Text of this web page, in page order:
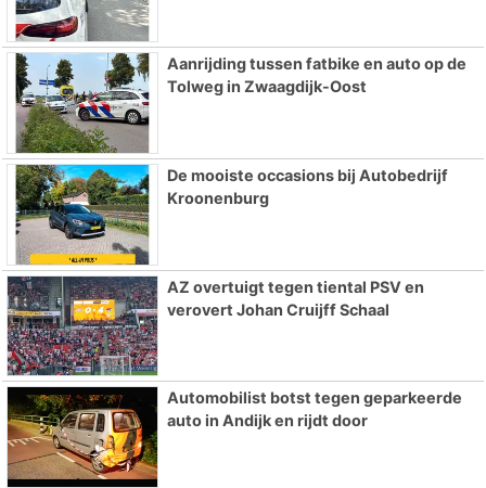
Aanrijding tussen fatbike en auto op de
Tolweg in Zwaagdijk-Oost
De mooiste occasions bij Autobedrijf
Kroonenburg
AZ overtuigt tegen tiental PSV en
verovert Johan Cruijff Schaal
Automobilist botst tegen geparkeerde
auto in Andijk en rijdt door